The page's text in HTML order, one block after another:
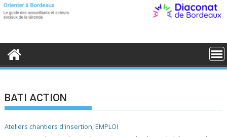
S
t
o
BATI ACTION
Ateliers chantiers d'insertion,EMPLOI